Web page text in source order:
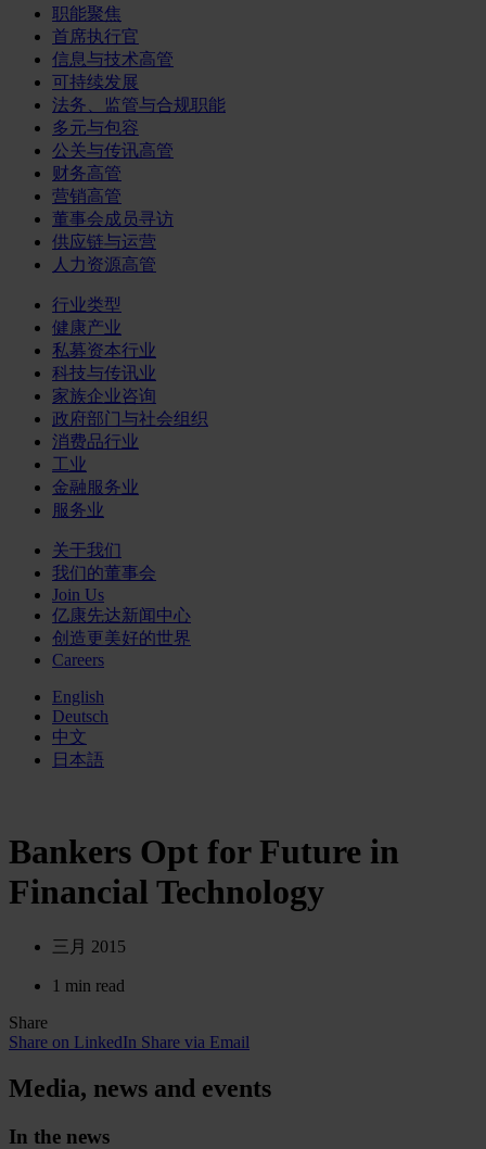
职能聚焦
首席执行官
信息与技术高管
可持续发展
法务、监管与合规职能
多元与包容
公关与传讯高管
财务高管
营销高管
董事会成员寻访
供应链与运营
人力资源高管
行业类型
健康产业
私募资本行业
科技与传讯业
家族企业咨询
政府部门与社会组织
消费品行业
工业
金融服务业
服务业
关于我们
我们的董事会
Join Us
亿康先达新闻中心
创造更美好的世界
Careers
English
Deutsch
中文
日本語
Bankers Opt for Future in
Financial Technology
三月 2015
1 min read
Share
Share on LinkedIn Share via Email
Media, news and events
In the news